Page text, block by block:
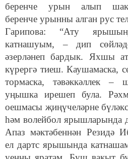
беренче урын алып
беренче урынны алган рус
Гарипова: “Ату
катнашуым, – дип
әзерләнеп бардык. Яхшы
күрергә тиеш. Каушамаска,
тормаска, тәвәккәллек –
уңышка ирешеп була.
оешмасы җиңүчеләрне
һәм волейбол
Апаз мәктәбеннән Резидә
ел дартс ярышында